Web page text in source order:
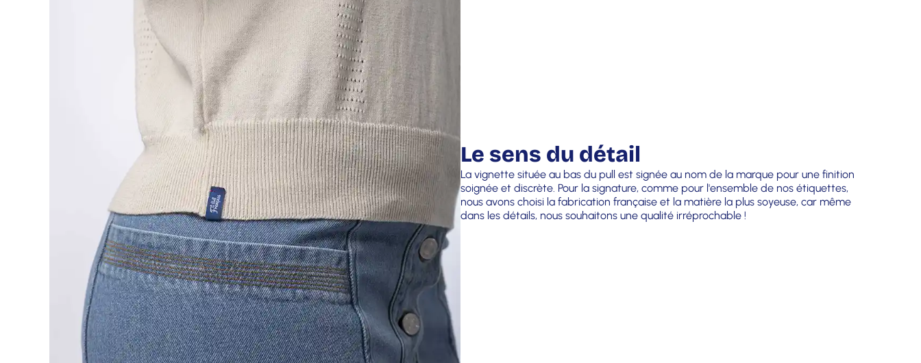
Le sens du détail
La vignette située au bas du pull est signée au nom de la marque pour une finition
soignée et discrète. Pour la signature, comme pour l'ensemble de nos étiquettes,
nous avons choisi la fabrication française et la matière la plus soyeuse, car même
dans les détails, nous souhaitons une qualité irréprochable !